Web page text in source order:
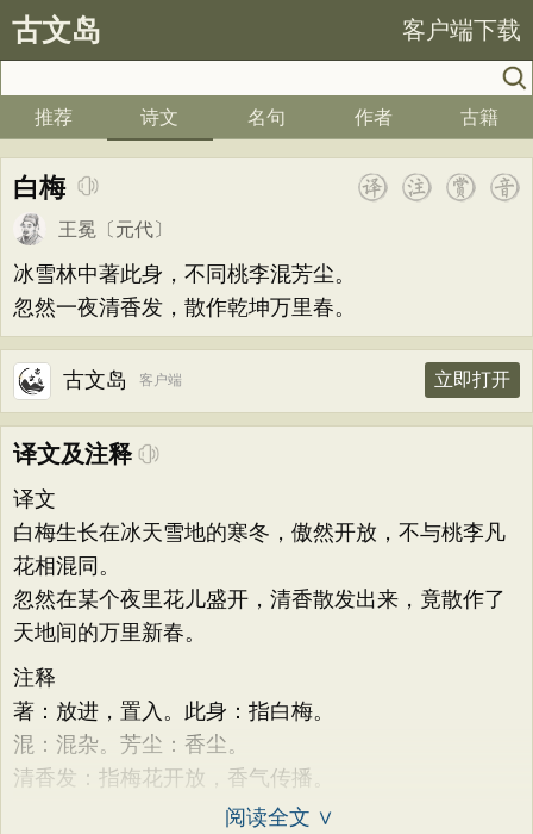
古文岛 客户端下载
推荐 诗文 名句 作者 古籍
白梅
王冕 〔元代〕
冰雪林中著此身，不同桃李混芳尘。
忽然一夜清香发，散作乾坤万里春。
古文岛 客户端 立即打开
译文及注释
译文
白梅生长在冰天雪地的寒冬，傲然开放，不与桃李凡
花相混同。
忽然在某个夜里花儿盛开，清香散发出来，竟散作了
天地间的万里新春。
注释
著：放进，置入。此身：指白梅。
混：混杂。芳尘：香尘。
清香发：指梅花开放，香气传播。
阅读全文 ∨